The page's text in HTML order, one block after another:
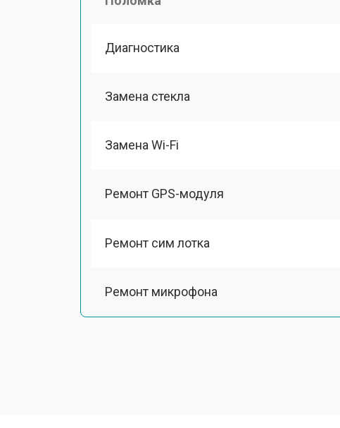
Диагностика
Замена стекла
Замена Wi-Fi
Ремонт GPS-модуля
Ремонт сим лотка
Ремонт микрофона